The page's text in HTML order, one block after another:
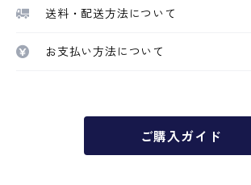
送料・配送方法について
お支払い方法について
ご購入ガイド